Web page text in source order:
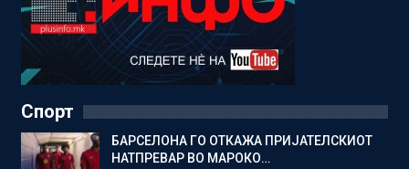
Спорт
БАРСЕЛОНА ГО ОТКАЖА ПРИЈАТЕЛСКИОТ
НАТПРЕВАР ВО МАРОКО…